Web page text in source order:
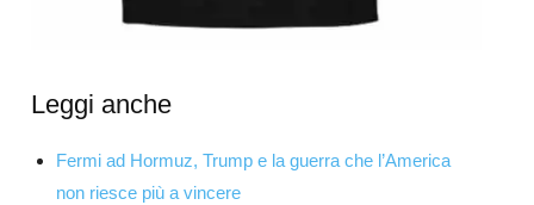
Leggi anche
Fermi ad Hormuz, Trump e la guerra che l’America
non riesce più a vincere